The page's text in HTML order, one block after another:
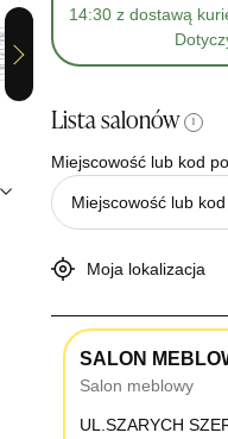
Next
14:30 z dostawą
Lista salonów i
Miejscowość lub kod
Moja lokalizacja
SALON
Salon meblowy
UL.SZARYCH